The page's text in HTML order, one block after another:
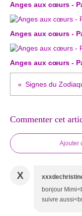
Anges aux cœurs -
Anges aux cœurs -
Anges aux cœurs -
Signes du
Commenter cet
Ajouter
X
bonjour
suivre